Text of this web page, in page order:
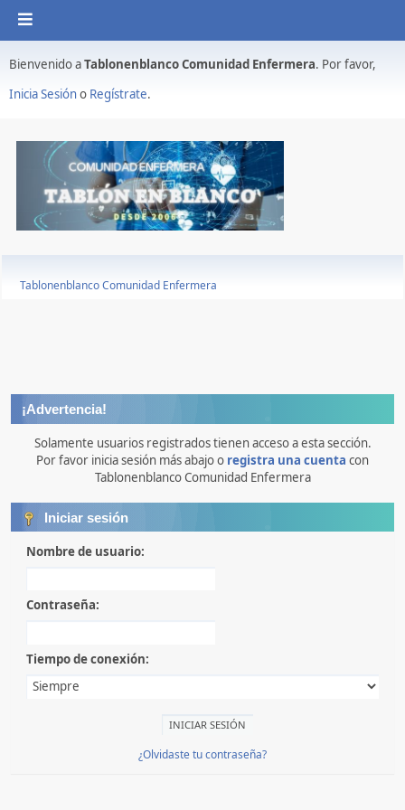
Bienvenido aTablonenblanco Comunidad Enfermera. Por favor,
Inicia Sesióno Regístrate.
Tablonenblanco Comunidad Enfermera
¡Advertencia!
Solamente usuarios registrados tienen acceso a esta sección.
Por favor inicia sesión más abajo o registra una cuenta con
Tablonenblanco Comunidad Enfermera
Iniciar sesión
Nombre de usuario:
Contraseña:
Tiempo de conexión:
¿Olvidaste tu contraseña?